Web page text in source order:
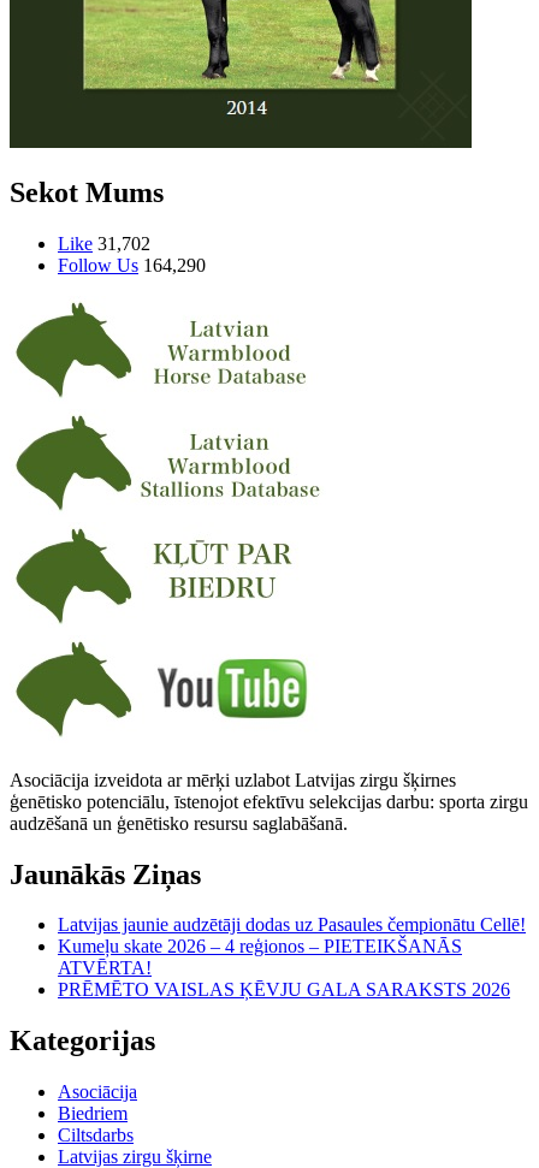
Sekot Mums
Like 31,702
Follow Us 164,290
Asociācija izveidota ar mērķi uzlabot Latvijas zirgu šķirnes
ģenētisko potenciālu, īstenojot efektīvu selekcijas darbu: sporta zirgu
audzēšanā un ģenētisko resursu saglabāšanā.
Jaunākās Ziņas
Latvijas jaunie audzētāji dodas uz Pasaules čempionātu Cellē!
Kumeļu skate 2026 – 4 reģionos – PIETEIKŠANĀS
ATVĒRTA!
PRĒMĒTO VAISLAS ĶĒVJU GALA SARAKSTS 2026
Kategorijas
Asociācija
Biedriem
Ciltsdarbs
Latvijas zirgu šķirne